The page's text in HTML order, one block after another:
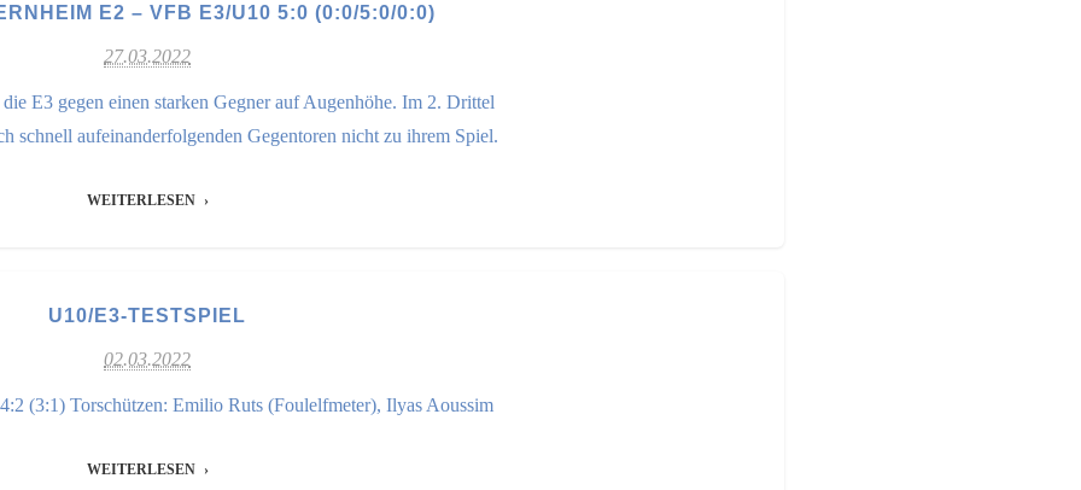
E2 – VFB E3/U10 5:0 (0:0/5:0/0:0)
27.03.2022
E3 gegen einen starken Gegner auf Augenhöhe. Im 2. Drittel
schnell aufeinanderfolgenden Gegentoren nicht zu ihrem Spiel.
WEITERLESEN
U10/E3-TESTSPIEL
02.03.2022
(3:1) Torschützen: Emilio Ruts (Foulelfmeter), Ilyas Aoussim
WEITERLESEN